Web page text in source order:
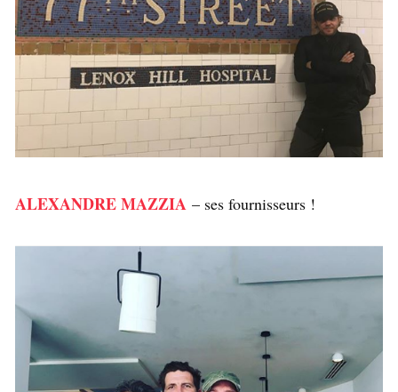
ALEXANDRE MAZZIA – ses fournisseurs !